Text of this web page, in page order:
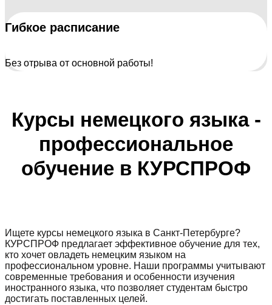
Гибкое расписание
Без отрыва от основной работы!
Курсы немецкого языка -
профессиональное
обучение в КУРСПРОФ
Ищете курсы немецкого языка в Санкт-Петербурге?
КУРСПРОФ предлагает эффективное обучение для тех,
кто хочет овладеть немецким языком на
профессиональном уровне. Наши программы учитывают
современные требования и особенности изучения
иностранного языка, что позволяет студентам быстро
достигать поставленных целей.